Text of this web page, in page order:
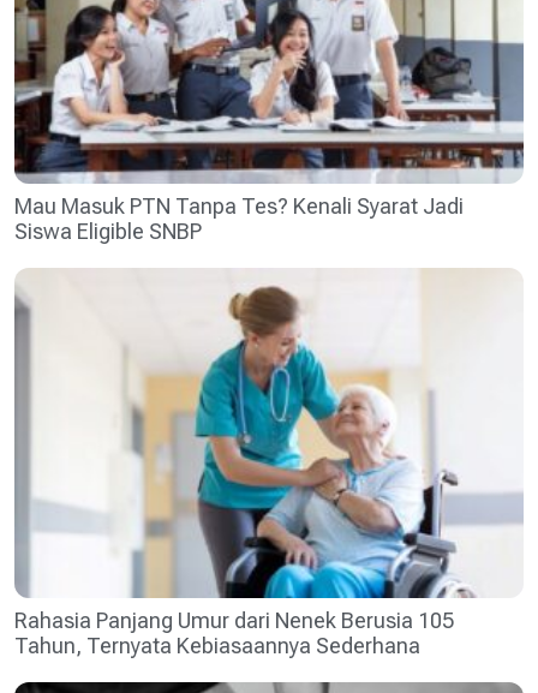
Mau Masuk PTN Tanpa Tes? Kenali Syarat Jadi
Siswa Eligible SNBP
Rahasia Panjang Umur dari Nenek Berusia 105
Tahun, Ternyata Kebiasaannya Sederhana